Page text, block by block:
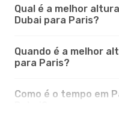
Qual é a melhor
Dubai para Paris?
Quando é a melhor
para Paris?
Como é o tempo em